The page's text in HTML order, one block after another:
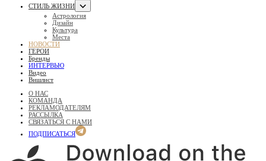
СТИЛЬ ЖИЗНИ
Астрология
Дизайн
Культура
Места
НОВОСТИ
ГЕРОИ
Бренды
ИНТЕРВЬЮ
Видео
Вишлист
О НАС
КОМАНДА
РЕКЛАМОДАТЕЛЯМ
РАССЫЛКА
СВЯЗАТЬСЯ С НАМИ
ПОДПИСАТЬСЯ